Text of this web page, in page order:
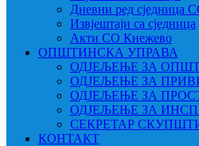
Дневни ред сједница
Извјештаји са сједница
Акти СО Кнежево
ОПШТИНСКА УПРАВА
ОДЈЕЉЕЊЕ ЗА
ОДЈЕЉЕЊЕ ЗА
ОДЈЕЉЕЊЕ ЗА
ОДЈЕЉЕЊЕ ЗА
СЕКРЕТАР
КОНТАКТ